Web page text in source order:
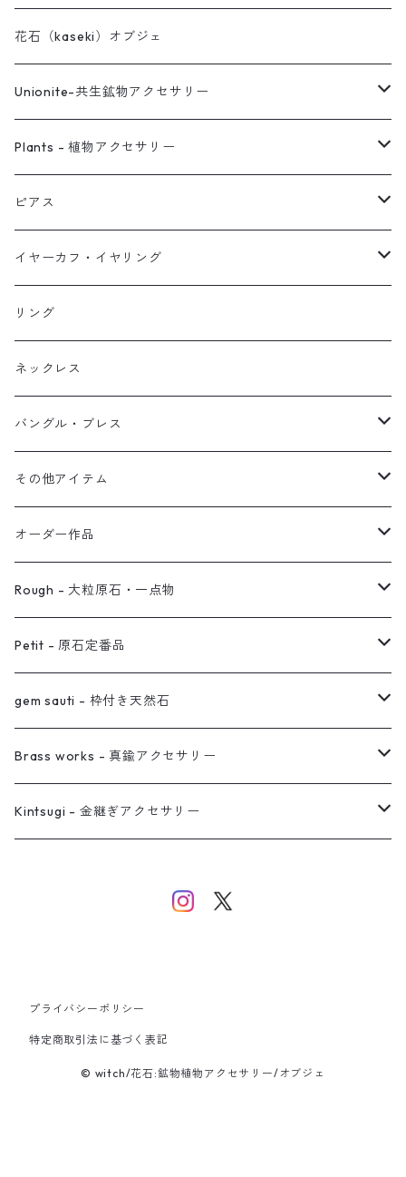
花石（kaseki）オブジェ
Unionite-共生鉱物アクセサリー
ピアス
ネックレス
イヤーカフ
イヤリング
Plants - 植物アクセサリー
ピアス
ネックレス
リング
ブレス
オブジェ
イヤーカフ
ピアス
スタッド・一粒
フック・ぶら下がり
フープ
イヤーカフ・イヤリング
原石イヤーカフ
植物イヤーカフ
ぶら下がりイヤーカフ
2連イヤーカフ
イヤリング対応
ノンホールピアス
オーダー用ページ
真鍮イヤーカフ
リング
ネックレス
バングル・ブレス
ブレスレット
バングル
その他アイテム
ブローチ
ヘアアクセサリー
オーダー作品
リング
ネックレス
ピアス
イヤーカフ
バングル
Rough - 大粒原石・一点物
ピアス
リング
ネックレス
イヤーカフ
Petit - 原石定番品
ピアス
リング
ネックレス
gem sauti - 枠付き天然石
ピアス
ネックレス
Brass works - 真鍮アクセサリー
リング
バングル
Kintsugi - 金継ぎアクセサリー
プライバシーポリシー
特定商取引法に基づく表記
© witch/花石:鉱物植物アクセサリー/オブジェ